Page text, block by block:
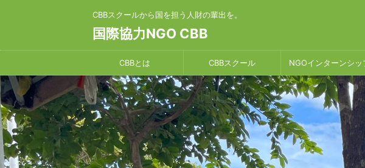
CBBスクールから国を担う人財の輩出を。
国際協力NGO CBB
CBBとは CBBスクール NGOインターンシッ